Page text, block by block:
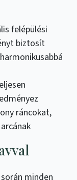
felépülési
biztosít
ráncokat,
minden